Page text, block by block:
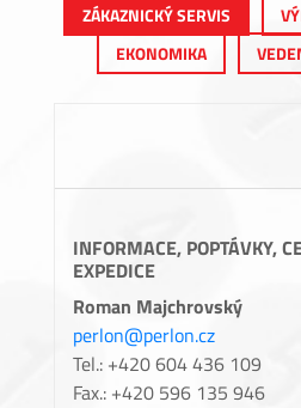
ZÁKAZNICKÝ SERVIS
EKONOMIKA
INFORMACE, POPTÁVKY,
EXPEDICE
Roman Majchrovský
perlon@perlon.cz
Tel.: +420 604 436 109
Fax.: +420 596 135 946